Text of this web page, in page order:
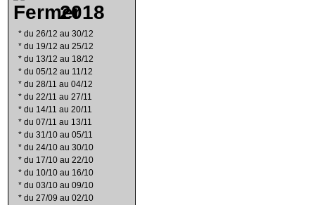
2018
* du 26/12 au 30/12
* du 19/12 au 25/12
* du 13/12 au 18/12
* du 05/12 au 11/12
* du 28/11 au 04/12
* du 22/11 au 27/11
* du 14/11 au 20/11
* du 07/11 au 13/11
* du 31/10 au 05/11
* du 24/10 au 30/10
* du 17/10 au 22/10
* du 10/10 au 16/10
* du 03/10 au 09/10
* du 27/09 au 02/10